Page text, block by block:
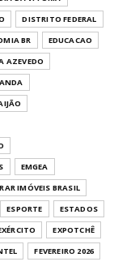
DISTRITO FEDERAL
BR
EDUCACAO
AZEVEDO
EMGEA
IMÓVEIS BRASIL
ESPORTE
ESTADOS
EXPOTCHÊ
FEVEREIRO 2026